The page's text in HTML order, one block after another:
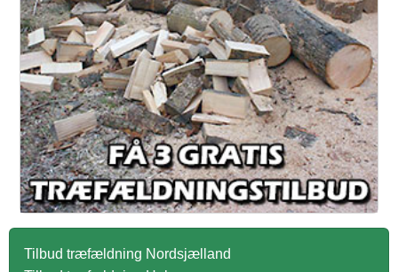
Tilbud træfældning Nordsjælland